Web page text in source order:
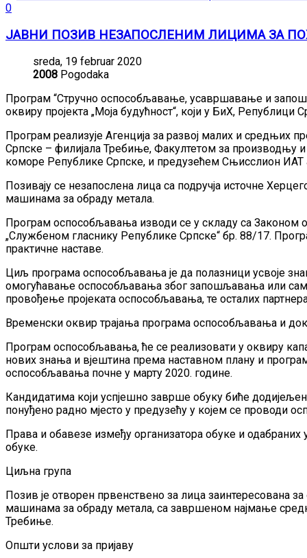
0
ЈАВНИ ПОЗИВ НЕЗАПОСЛЕНИМ ЛИЦИМА ЗА
sreda, 19 februar 2020
2008 Pogodaka
Програм “Стручно оспособљавање, усавршавање и
оквиру пројекта „Моја будућност“, који у БиХ, Републици
Програм реализује Агенција за развој малих и
Српске – филијала Требиње, Факултетом за
коморе Републике Српске, и предузећем Сњисслион ИАТ
Позивају се незапослена лица са подручја источне
машинама за обраду метала.
Програм оспособљавања изводи се у складу са Законом
„Службеном гласнику Републике Српске“ бр. 88/17.
практичне наставе.
Циљ програма оспособљавања је да полазници усвоје
омогућавање оспособљавања због запошљавања или
провођење пројеката оспособљавања, те осталих
Временски оквир трајања програма оспособљавања и
Програм оспособљавања, ће се реализовати у оквиру
нових знања и вјештина према наставном плану и
оспособљавања почне у марту 2020. године.
Кандидатима који успјешно заврше обуку биће
понуђено радно мјесто у предузећу у којем се проводи
Права и обавезе између организатора обуке и
обуке.
Циљна група
Позив је отворен првенствено за лица заинтересована
машинама за обраду метала, са завршеном најмање
Требиње.
Општи услови за пријаву